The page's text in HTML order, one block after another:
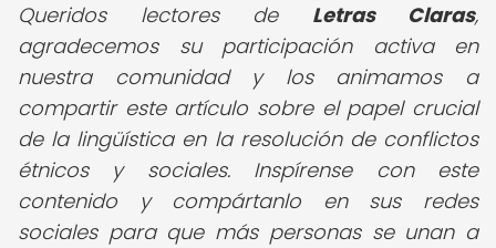
Queridos lectores de Letras Claras,
agradecemos su participación activa en
nuestra comunidad y los animamos a
compartir este artículo sobre el papel crucial
de la lingüística en la resolución de conflictos
étnicos y sociales. Inspírense con este
contenido y compártanlo en sus redes
sociales para que más personas se unan a